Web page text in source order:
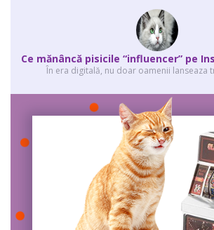
În era digitală, nu doar oamenii lanseaza